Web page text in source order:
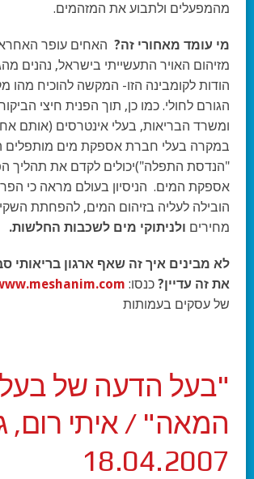
מהמפעלים ולתבוע את המזהמים.
מי עומד מאחורי זה?
מזיהום האויר התעשייתי בישראל, נהנים
הודות לקומבינה הזו- המקשה להוכיח מהו
הגורם לחולי. כמו כן, תוך הפנית חיצי
ומשרד הבריאות, בעלי אינטרסים (אותם
במקרה בעלי חברת אספקת מים מותפלים
"הנדסת התפלה")יכולים לקדם את תהליך
אספקת המים. הניסיון בעולם מראה כי
הובילה לעליה בזיהום המים, להפחתת
מחירים ולניתוקי מים לשכבות החלשות.
לא מבינים איך זה שאף ארגון בריאותי
את זה עדיין? כנסו:
של עסקים בעמותות
"בעל הדעה של בעל
המאה" / איתי רום,
18.04.2007